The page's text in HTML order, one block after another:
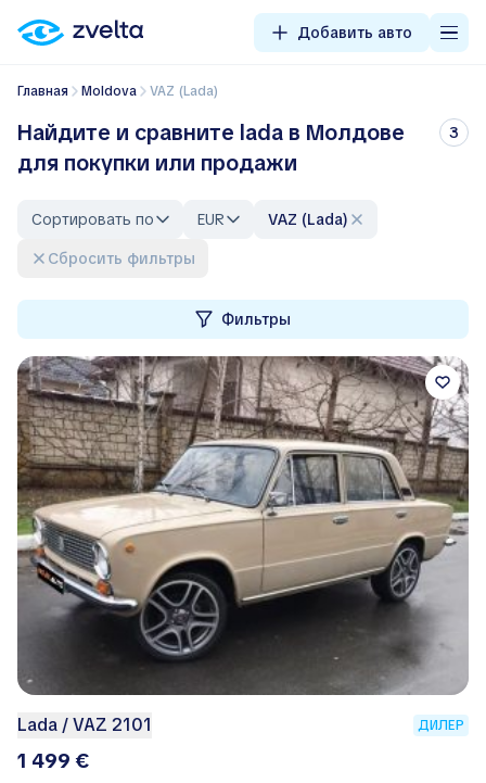
Добавить авто
Главная Moldova VAZ (Lada)
Найдите и сравните lada в Молдове
для покупки или продажи
3
Сортировать по EUR
VAZ (Lada)
Сбросить фильтры
Фильтры
Lada / VAZ 2101 ДИЛЕР
1 499 €